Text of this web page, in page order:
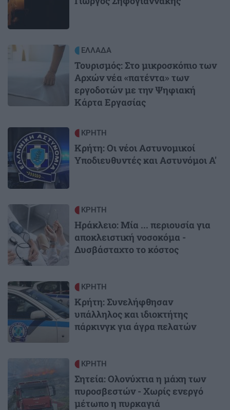
Image ΕΛΛΑΔΑ
Τουρισμός: Στο μικροσκόπιο των
Αρχών νέα «πατέντα» των
εργοδοτών με την Ψηφιακή
Κάρτα Εργασίας
Image ΚΡΗΤΗ
Κρήτη: Οι νέοι Αστυνομικοί
Υποδιευθυντές και Αστυνόμοι Α'
Image ΚΡΗΤΗ
Ηράκλειο: Μία ... περιουσία για
αποκλειστική νοσοκόμα -
Δυσβάσταχτο το κόστος
Image ΚΡΗΤΗ
Κρήτη: Συνελήφθησαν
υπάλληλος και ιδιοκτήτης
πάρκινγκ για άγρα πελατών
ΚΡΗΤΗ
Σητεία: Ολονύχτια η μάχη των
πυροσβεστών - Χωρίς ενεργό
μέτωπο η πυρκαγιά